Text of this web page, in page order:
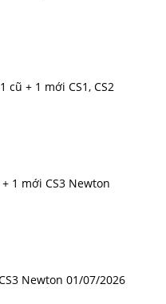
cũ + 1 mới CS1, CS2
1 mới CS3 Newton
Newton 01/07/2026